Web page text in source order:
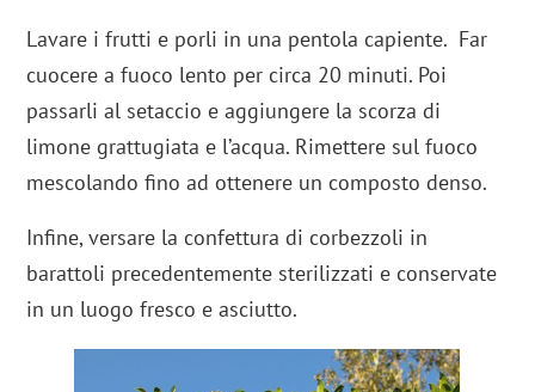
Lavare i frutti e porli in una pentola capiente. Far
cuocere a fuoco lento per circa 20 minuti. Poi
passarli al setaccio e aggiungere la scorza di
limone grattugiata e l’acqua. Rimettere sul fuoco
mescolando fino ad ottenere un composto denso.
Infine, versare la confettura di corbezzoli in
barattoli precedentemente sterilizzati e conservate
in un luogo fresco e asciutto.